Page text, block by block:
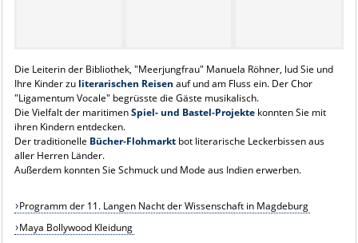
Die Leiterin der Bibliothek, "Meerjungfrau" Manuela Röhner, lud Sie und
Ihre Kinder zu literarischen Reisen auf und am Fluss ein. Der Chor
"Ligamentum Vocale" begrüsste die Gäste musikalisch.
Die Vielfalt der maritimenSpiel- und Bastel-Projekte konnten Sie mit
ihren Kindern entdecken.
Der traditionelle Bücher-Flohmarktbot literarische Leckerbissen aus
aller Herren Länder.
Außerdem konnten Sie Schmuck und Mode aus Indien erwerben.
Programm der 11. Langen Nacht der Wissenschaft in Magdeburg
Maya Bollywood Kleidung